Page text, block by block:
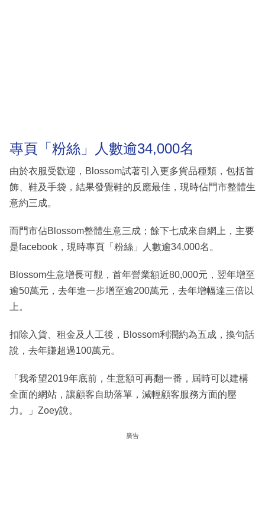
專頁「粉絲」人數逾34,000名
由於衣服受歡迎，Blossom試著引入更多貨品種類，包括首
飾、鞋及手袋，結果發覺鞋的反應最佳，現時佔門市整體生
意約三成。
而門市佔Blossom整體生意三成；餘下七成來自網上，主要
是facebook，現時專頁「粉絲」人數逾34,000名。
Blossom生意增長可觀，首年營業額近80,000元，翌年增至
逾50萬元，去年進一步增至逾200萬元，去年增幅達三倍以
上。
扣除入貨、租金及人工後，Blossom利潤約為五成，換句話
說，去年賺超過100萬元。
「我希望2019年底前，生意額可再翻一番，屆時可以建構
全面的網站，讓顧客自助落單，減輕顧客服務方面的壓
力。」Zoey說。
廣告